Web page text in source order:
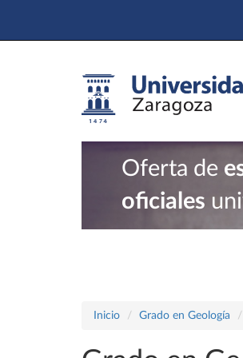
Oferta de
oficiales
Inicio Grado en Geología